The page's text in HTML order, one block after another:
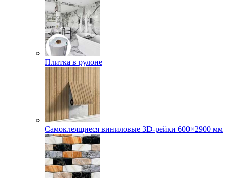
Плитка в рулоне
Самоклеящиеся виниловые 3D‑рейки 600×2900 мм